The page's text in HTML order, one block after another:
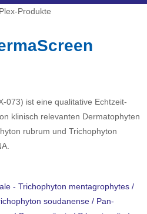
Produkte
073) ist eine qualitative Echtzeit-
klinisch relevanten Dermatophyten
rubrum und Trichophyton
- Trichophyton mentagrophytes /
soudanense / Pan-